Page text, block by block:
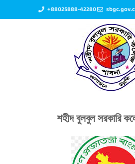
+88025888-42280
শহীদ বুলবুল সরকারি